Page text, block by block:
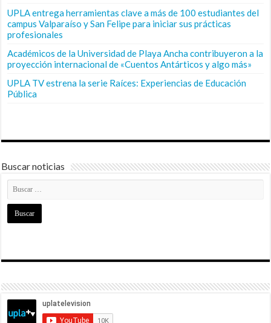
UPLA entrega herramientas clave a más de 100 estudiantes del
campus Valparaíso y San Felipe para iniciar sus prácticas
profesionales
Académicos de la Universidad de Playa Ancha contribuyeron a la
proyección internacional de «Cuentos Antárticos y algo más»
UPLA TV estrena la serie Raíces: Experiencias de Educación
Pública
Buscar noticias